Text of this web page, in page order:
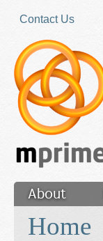
Contact Us
About
Filler
Home